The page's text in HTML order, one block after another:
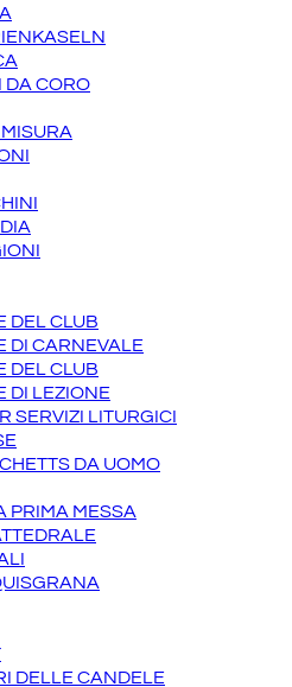
DA CORO
DEL CLUB
DI CARNEVALE
DEL CLUB
DI LEZIONE
SERVIZI LITURGICI
DA UOMO
PRIMA MESSA
DELLE CANDELE